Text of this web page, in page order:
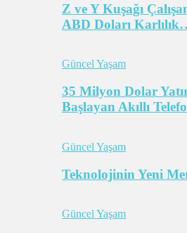
Z ve Y Kuşağı
ABD Doları
Güncel Yaşam
35 Milyon Dolar
Başlayan Akıllı
Güncel Yaşam
Teknolojinin Yeni
Güncel Yaşam